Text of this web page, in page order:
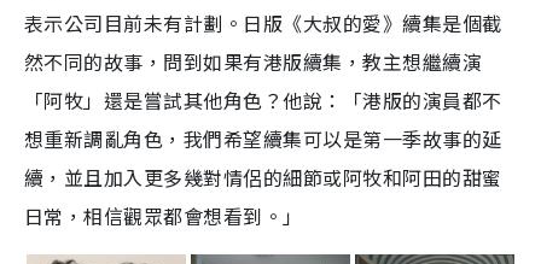
表示公司目前未有計劃。日版《大叔的愛》續集是個截
然不同的故事，問到如果有港版續集，教主想繼續演
「阿牧」還是嘗試其他角色？他說：「港版的演員都不
想重新調亂角色，我們希望續集可以是第一季故事的延
續，並且加入更多幾對情侶的細節或阿牧和阿田的甜蜜
日常，相信觀眾都會想看到。」